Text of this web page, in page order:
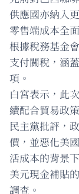
供應國亦納入
零售端成本全
根據稅務基金
支付關稅，涵
項。
白宮表示，此
續配合貿易政
民主黨批評，
價，並惡化美
活成本的背景
美元現金補貼
調查。